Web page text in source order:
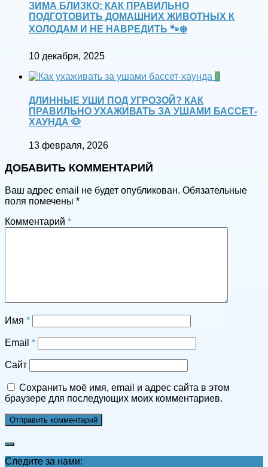
ЗИМА БЛИЗКО: КАК ПРАВИЛЬНО
ПОДГОТОВИТЬ ДОМАШНИХ ЖИВОТНЫХ К
ХОЛОДАМ И НЕ НАВРЕДИТЬ 🐾❄️
10 декабря, 2025
0
ДЛИННЫЕ УШИ ПОД УГРОЗОЙ? КАК
ПРАВИЛЬНО УХАЖИВАТЬ ЗА УШАМИ БАССЕТ-
ХАУНДА 🐶
13 февраля, 2026
ДОБАВИТЬ КОММЕНТАРИЙ
Ваш адрес email не будет опубликован. Обязательные
поля помечены *
Комментарий *
Имя *
Email *
Сайт
Сохранить моё имя, email и адрес сайта в этом
браузере для последующих моих комментариев.
Следите за нами: